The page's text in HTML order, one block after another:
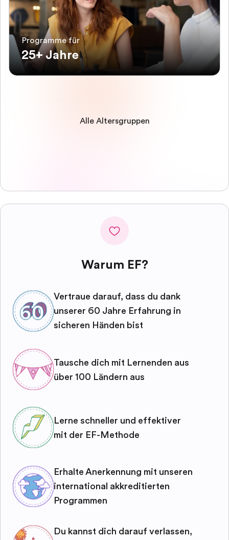
Programme für
25+ Jahre
Alle Altersgruppen
Warum EF?
Vertraue darauf, dass du dank
unserer 60 Jahre Erfahrung in
sicheren Händen bist
Tausche dich mit Lernenden aus
über 100 Ländern aus
Lerne schneller und effektiver
mit der EF-Methode
Erhalte Anerkennung mit unseren
international akkreditierten
Programmen
Du kannst dich darauf verlassen,